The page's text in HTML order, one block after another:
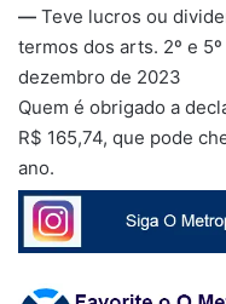
— Teve lucros ou
termos dos arts. 2º e
dezembro de 2023
Quem é obrigado a
R$ 165,74, que pode
ano.